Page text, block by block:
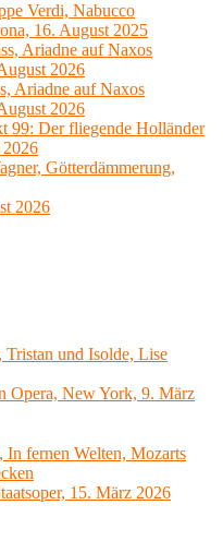
Verdi, Nabucco
16. August 2025
Ariadne auf Naxos
2026
Ariadne auf Naxos
2026
99: Der fliegende Holländer
2026
Götterdämmerung,
2026
Tristan und Isolde, Lise
Opera, New York, 9. März
In fernen Welten, Mozarts
15. März 2026